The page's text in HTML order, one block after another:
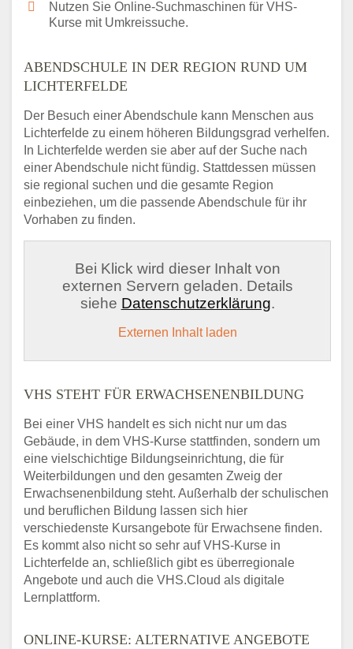
Nutzen Sie Online-Suchmaschinen für VHS-
Kurse mit Umkreissuche.
ABENDSCHULE IN DER REGION RUND UM
LICHTERFELDE
Der Besuch einer Abendschule kann Menschen aus
Lichterfelde zu einem höheren Bildungsgrad verhelfen.
In Lichterfelde werden sie aber auf der Suche nach
einer Abendschule nicht fündig. Stattdessen müssen
sie regional suchen und die gesamte Region
einbeziehen, um die passende Abendschule für ihr
Vorhaben zu finden.
Bei Klick wird dieser Inhalt von
externen Servern geladen. Details
siehe Datenschutzerklärung.
Externen Inhalt laden
VHS STEHT FÜR ERWACHSENENBILDUNG
Bei einer VHS handelt es sich nicht nur um das
Gebäude, in dem VHS-Kurse stattfinden, sondern um
eine vielschichtige Bildungseinrichtung, die für
Weiterbildungen und den gesamten Zweig der
Erwachsenenbildung steht. Außerhalb der schulischen
und beruflichen Bildung lassen sich hier
verschiedenste Kursangebote für Erwachsene finden.
Es kommt also nicht so sehr auf VHS-Kurse in
Lichterfelde an, schließlich gibt es überregionale
Angebote und auch die VHS.Cloud als digitale
Lernplattform.
ONLINE-KURSE: ALTERNATIVE ANGEBOTE